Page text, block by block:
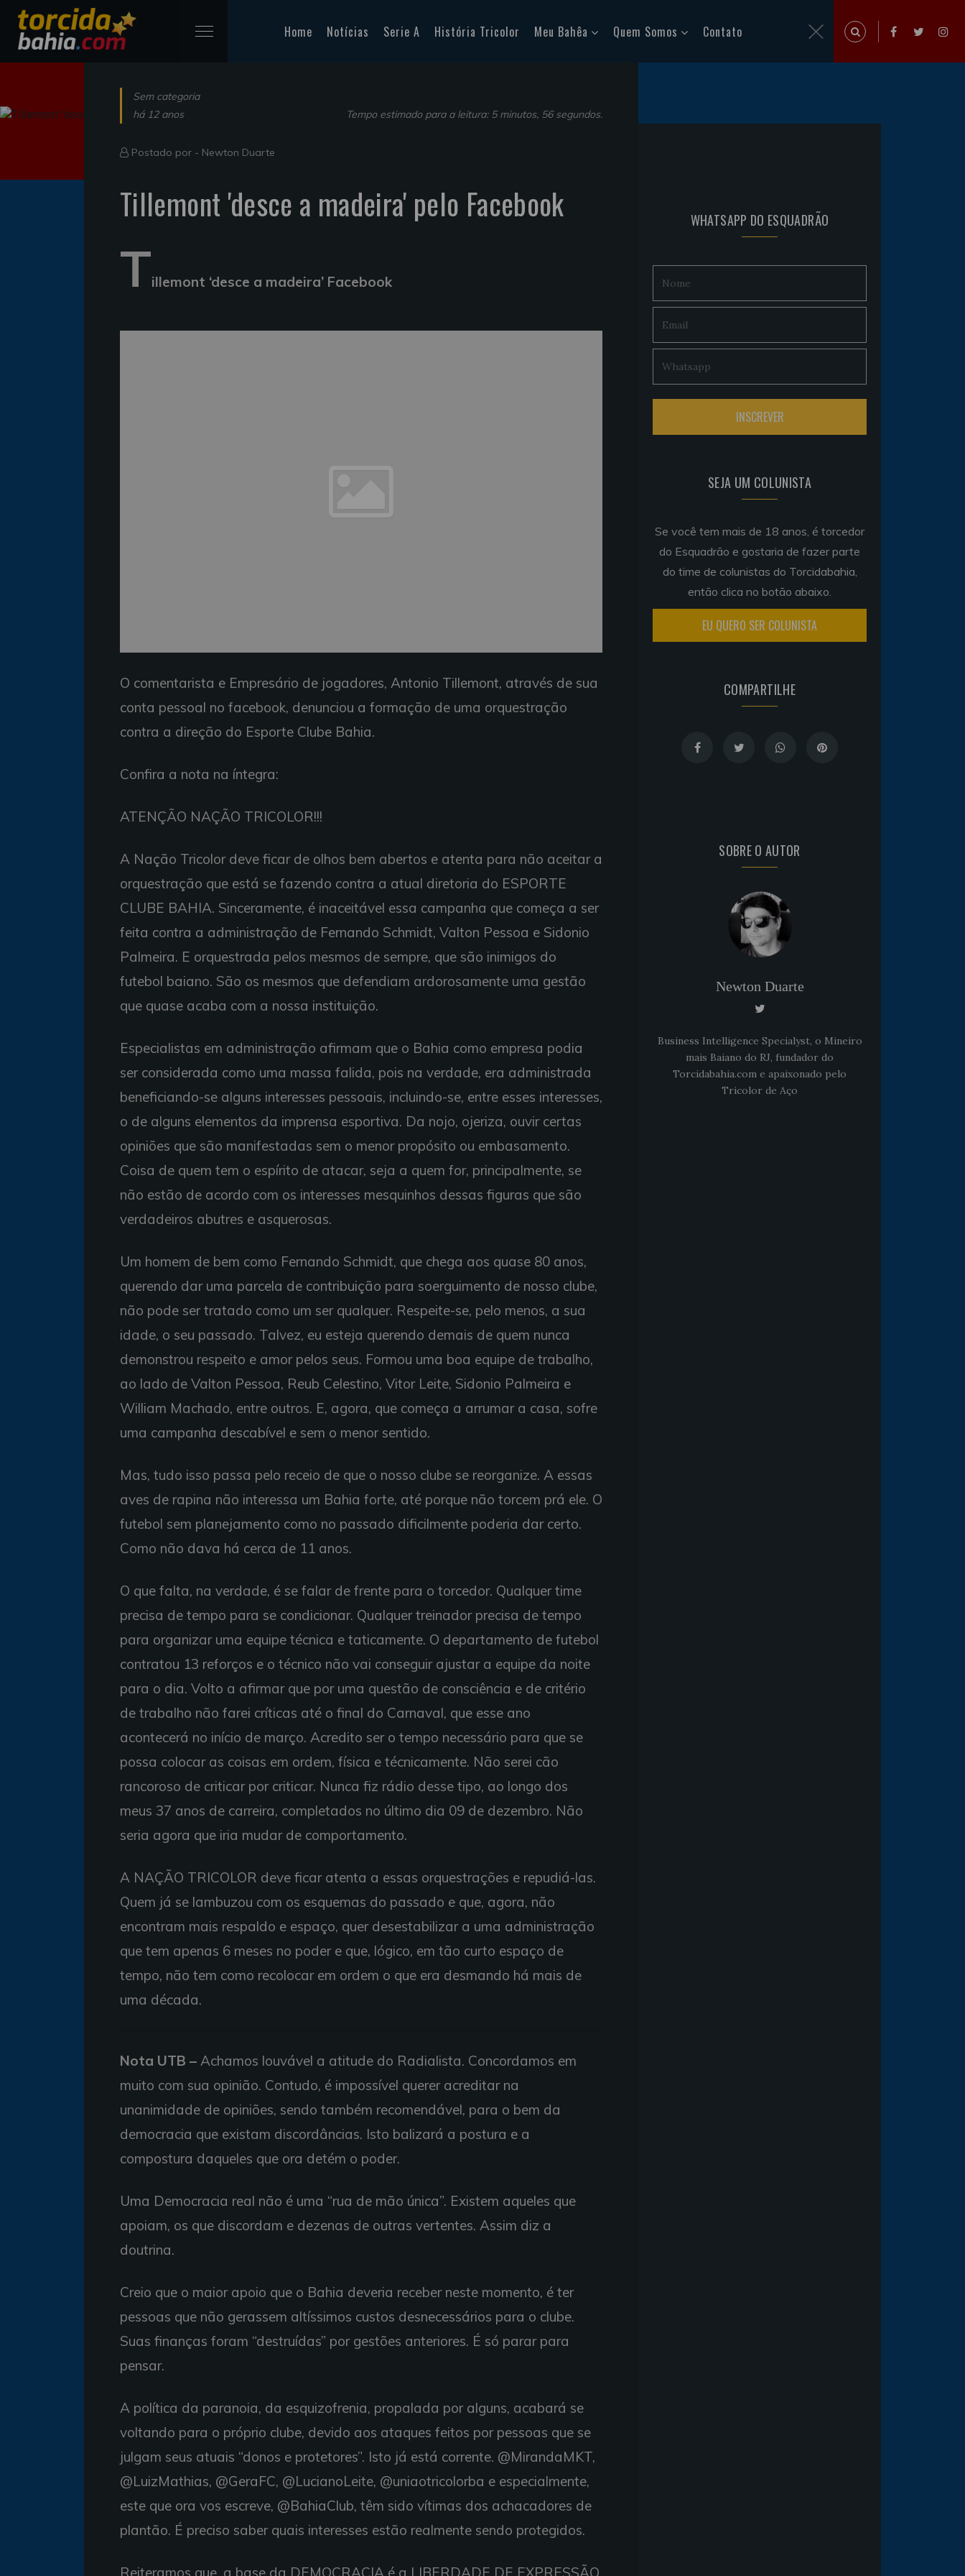
Home Notícias Serie A História Tricolor Meu Bahêa Quem Somos Contato
Sem categoria
há 12 anos
Tempo estimado para a leitura: 5 minutos, 56 segundos.
Postado por - Newton Duarte
Tillemont 'desce a madeira' pelo Facebook
Tillemont ‘desce a madeira’ Facebook
O comentarista e Empresário de jogadores, Antonio Tillemont, através de sua
conta pessoal no facebook, denunciou a formação de uma orquestração
contra a direção do Esporte Clube Bahia.
Confira a nota na íntegra:
ATENÇÃO NAÇÃO TRICOLOR!!!
A Nação Tricolor deve ficar de olhos bem abertos e atenta para não aceitar a
orquestração que está se fazendo contra a atual diretoria do ESPORTE
CLUBE BAHIA. Sinceramente, é inaceitável essa campanha que começa a ser
feita contra a administração de Fernando Schmidt, Valton Pessoa e Sidonio
Palmeira. E orquestrada pelos mesmos de sempre, que são inimigos do
futebol baiano. São os mesmos que defendiam ardorosamente uma gestão
que quase acaba com a nossa instituição.
Especialistas em administração afirmam que o Bahia como empresa podia
ser considerada como uma massa falida, pois na verdade, era administrada
beneficiando-se alguns interesses pessoais, incluindo-se, entre esses interesses,
o de alguns elementos da imprensa esportiva. Da nojo, ojeriza, ouvir certas
opiniões que são manifestadas sem o menor propósito ou embasamento.
Coisa de quem tem o espírito de atacar, seja a quem for, principalmente, se
não estão de acordo com os interesses mesquinhos dessas figuras que são
verdadeiros abutres e asquerosas.
Um homem de bem como Fernando Schmidt, que chega aos quase 80 anos,
querendo dar uma parcela de contribuição para soerguimento de nosso clube,
não pode ser tratado como um ser qualquer. Respeite-se, pelo menos, a sua
idade, o seu passado. Talvez, eu esteja querendo demais de quem nunca
demonstrou respeito e amor pelos seus. Formou uma boa equipe de trabalho,
ao lado de Valton Pessoa, Reub Celestino, Vitor Leite, Sidonio Palmeira e
William Machado, entre outros. E, agora, que começa a arrumar a casa, sofre
uma campanha descabível e sem o menor sentido.
Mas, tudo isso passa pelo receio de que o nosso clube se reorganize. A essas
aves de rapina não interessa um Bahia forte, até porque não torcem prá ele. O
futebol sem planejamento como no passado dificilmente poderia dar certo.
Como não dava há cerca de 11 anos.
O que falta, na verdade, é se falar de frente para o torcedor. Qualquer time
precisa de tempo para se condicionar. Qualquer treinador precisa de tempo
para organizar uma equipe técnica e taticamente. O departamento de futebol
contratou 13 reforços e o técnico não vai conseguir ajustar a equipe da noite
para o dia. Volto a afirmar que por uma questão de consciência e de critério
de trabalho não farei críticas até o final do Carnaval, que esse ano
acontecerá no início de março. Acredito ser o tempo necessário para que se
possa colocar as coisas em ordem, física e técnicamente. Não serei cão
rancoroso de criticar por criticar. Nunca fiz rádio desse tipo, ao longo dos
meus 37 anos de carreira, completados no último dia 09 de dezembro. Não
seria agora que iria mudar de comportamento.
A NAÇÃO TRICOLOR deve ficar atenta a essas orquestrações e repudiá-las.
Quem já se lambuzou com os esquemas do passado e que, agora, não
encontram mais respaldo e espaço, quer desestabilizar a uma administração
que tem apenas 6 meses no poder e que, lógico, em tão curto espaço de
tempo, não tem como recolocar em ordem o que era desmando há mais de
uma década.
Nota UTB – Achamos louvável a atitude do Radialista. Concordamos em
muito com sua opinião. Contudo, é impossível querer acreditar na
unanimidade de opiniões, sendo também recomendável, para o bem da
democracia que existam discordâncias. Isto balizará a postura e a
compostura daqueles que ora detém o poder.
Uma Democracia real não é uma “rua de mão única”. Existem aqueles que
apoiam, os que discordam e dezenas de outras vertentes. Assim diz a
doutrina.
Creio que o maior apoio que o Bahia deveria receber neste momento, é ter
pessoas que não gerassem altíssimos custos desnecessários para o clube.
Suas finanças foram “destruídas” por gestões anteriores. É só parar para
pensar.
A política da paranoia, da esquizofrenia, propalada por alguns, acabará se
voltando para o próprio clube, devido aos ataques feitos por pessoas que se
julgam seus atuais “donos e protetores”. Isto já está corrente. @MirandaMKT,
@LuizMathias, @GeraFC, @LucianoLeite, @uniaotricolorba e especialmente,
este que ora vos escreve, @BahiaClub, têm sido vítimas dos achacadores de
plantão. É preciso saber quais interesses estão realmente sendo protegidos.
Reiteramos que, a base da DEMOCRACIA é a LIBERDADE DE EXPRESSÃO.
WHATSAPP DO ESQUADRÃO
SEJA UM COLUNISTA
Se você tem mais de 18 anos, é torcedor
do Esquadrão e gostaria de fazer parte
do time de colunistas do Torcidabahia,
então clica no botão abaixo.
EU QUERO SER COLUNISTA
COMPARTILHE
SOBRE O AUTOR
Newton Duarte
Business Intelligence Specialyst, o Mineiro
mais Baiano do RJ, fundador do
Torcidabahia.com e apaixonado pelo
Tricolor de Aço